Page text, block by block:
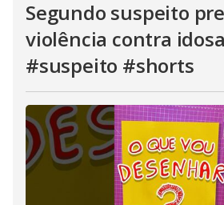
Segundo suspeito
violência contra
#suspeito #shorts